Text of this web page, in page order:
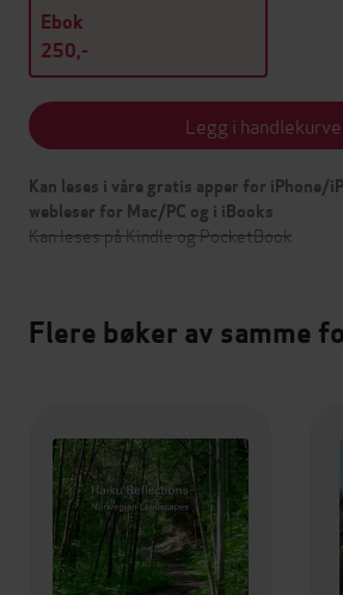
Ebok
250,-
Legg i
Kan leses i våre gratis apper for iPhone/
webleser for Mac/PC og i iBooks
Kan leses på Kindle og PocketBook
Flere bøker av samme